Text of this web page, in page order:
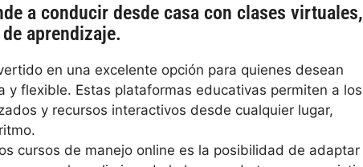
a conducir desde casa con clases virtuales,
aprendizaje.
en una excelente opción para quienes desean
y flexible. Estas plataformas educativas permiten a los
y recursos interactivos desde cualquier lugar,
cursos de manejo online es la posibilidad de adaptar